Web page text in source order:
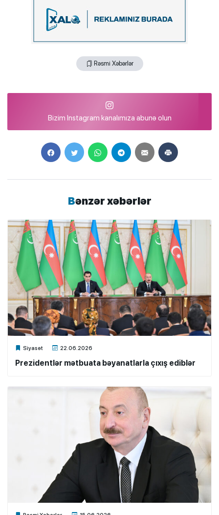
Rəsmi Xəbərlər
Bizim Instagram kanalımıza abunə olun
Bənzər xəbərlər
Siyasət 22.06.2026
Xalq.Online
Prezidentlər mətbuata bəyanatlarla çıxış ediblər